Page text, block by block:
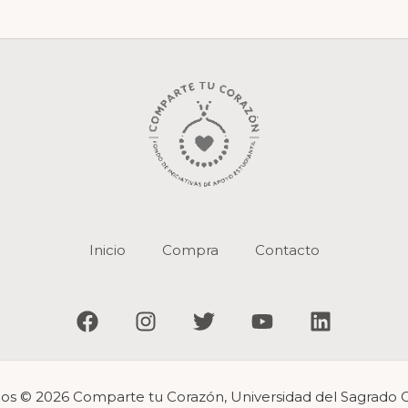
Inicio Compra Contacto
© 2026 Comparte tu Corazón, Universidad del Sagrado